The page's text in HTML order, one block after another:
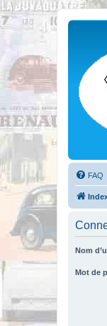
FAQ
Nom
Mot de